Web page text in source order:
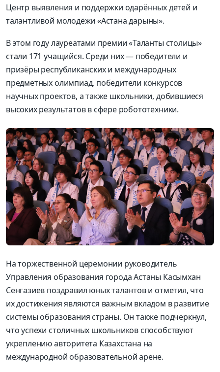
Центр выявления и поддержки одарённых детей и
талантливой молодёжи «Астана дарыны».
В этом году лауреатами премии «Таланты столицы»
стали 171 учащийся. Среди них — победители и
призёры республиканских и международных
предметных олимпиад, победители конкурсов
научных проектов, а также школьники, добившиеся
высоких результатов в сфере робототехники.
На торжественной церемонии руководитель
Управления образования города Астаны Касымхан
Сенгазиев поздравил юных талантов и отметил, что
их достижения являются важным вкладом в развитие
системы образования страны. Он также подчеркнул,
что успехи столичных школьников способствуют
укреплению авторитета Казахстана на
международной образовательной арене.